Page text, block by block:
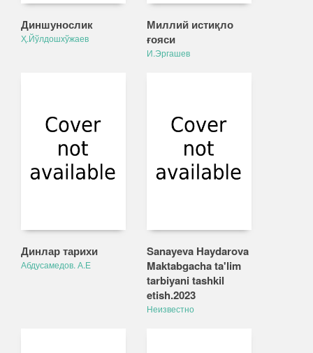
Диншунослик
Ҳ.Йўлдошхўжаев
Миллий истиқло
ғояси
И.Эргашев
Динлар тарихи
Абдусамедов. А.Е
Sanayeva Haydarova
Maktabgacha ta'lim
tarbiyani tashkil
etish.2023
Неизвестно